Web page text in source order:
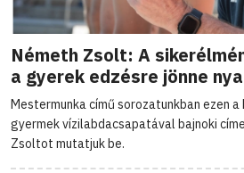
Németh Zsolt: A
a gyerek edzésre jönne
Mestermunka című sorozatunkban ezen a
gyermek vízilabdacsapatával bajnoki
Zsoltot mutatjuk be.